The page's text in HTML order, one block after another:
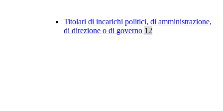
Titolari di incarichi politici, di amministrazione,
di direzione o di governo 12